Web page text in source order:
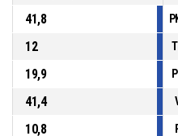
41,8
12
19,9
41,4
10,8